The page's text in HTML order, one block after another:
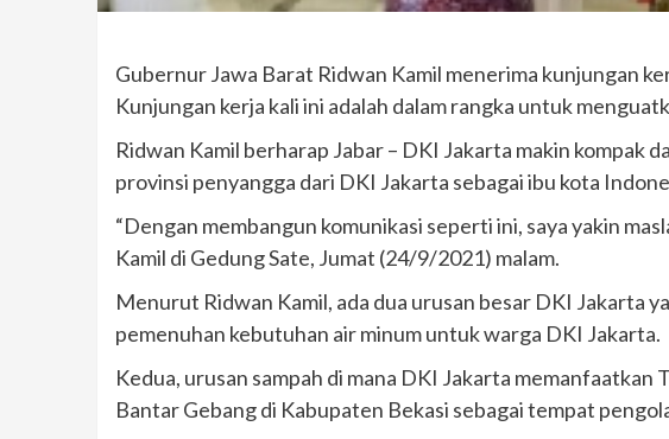
Gubernur Jawa Barat Ridwan Kamil menerima kunjungan
Kunjungan kerja kali ini adalah dalam rangka untuk
Ridwan Kamil berharap Jabar – DKI Jakarta makin kompak
provinsi penyangga dari DKI Jakarta sebagai ibu kota
“Dengan membangun komunikasi seperti ini, saya yakin
Kamil di Gedung Sate, Jumat (24/9/2021) malam.
Menurut Ridwan Kamil, ada dua urusan besar DKI Jakarta
pemenuhan kebutuhan air minum untuk warga DKI Jakarta.
Kedua, urusan sampah di mana DKI Jakarta memanfaatkan
Bantar Gebang di Kabupaten Bekasi sebagai tempat